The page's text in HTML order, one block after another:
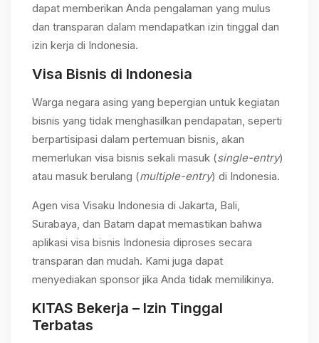
dapat memberikan Anda pengalaman yang mulus
dan transparan dalam mendapatkan izin tinggal dan
izin kerja di Indonesia.
Visa Bisnis di Indonesia
Warga negara asing yang bepergian untuk kegiatan
bisnis yang tidak menghasilkan pendapatan, seperti
berpartisipasi dalam pertemuan bisnis, akan
memerlukan visa bisnis sekali masuk (single-entry)
atau masuk berulang (multiple-entry) di Indonesia.
Agen visa Visaku Indonesia di Jakarta, Bali,
Surabaya, dan Batam dapat memastikan bahwa
aplikasi visa bisnis Indonesia diproses secara
transparan dan mudah. Kami juga dapat
menyediakan sponsor jika Anda tidak memilikinya.
KITAS Bekerja – Izin Tinggal
Terbatas